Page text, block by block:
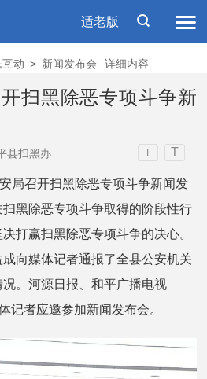
适老版
动 > 新闻发布会 详细内容
扫黑除恶专项斗争新
县扫黑办 T T
召开扫黑除恶专项斗争新闻发
黑除恶专项斗争取得的阶段性行
打赢扫黑除恶专项斗争的决心。
向媒体记者通报了全县公安机关
。河源日报、和平广播电视
记者应邀参加新闻发布会。